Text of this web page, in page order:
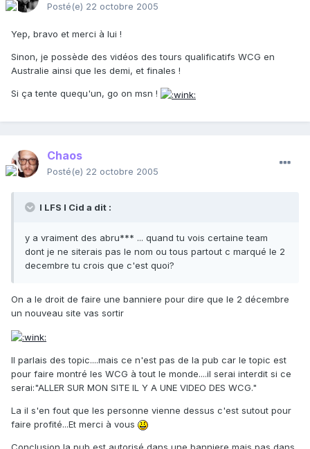
Posté(e) 22 octobre 2005
Yep, bravo et merci à lui !
Sinon, je possède des vidéos des tours qualificatifs WCG en
Australie ainsi que les demi, et finales !
Si ça tente quequ'un, go on msn !
Chaos
Posté(e) 22 octobre 2005
I LFS I Cid a dit :
y a vraiment des abru*** ... quand tu vois certaine team
dont je ne siterais pas le nom ou tous partout c marqué le 2
decembre tu crois que c'est quoi?
On a le droit de faire une banniere pour dire que le 2 décembre
un nouveau site vas sortir
Il parlais des topic....mais ce n'est pas de la pub car le topic est
pour faire montré les WCG à tout le monde....il serai interdit si ce
serai:"ALLER SUR MON SITE IL Y A UNE VIDEO DES WCG."
La il s'en fout que les personne vienne dessus c'est sutout pour
faire profité...Et merci à vous